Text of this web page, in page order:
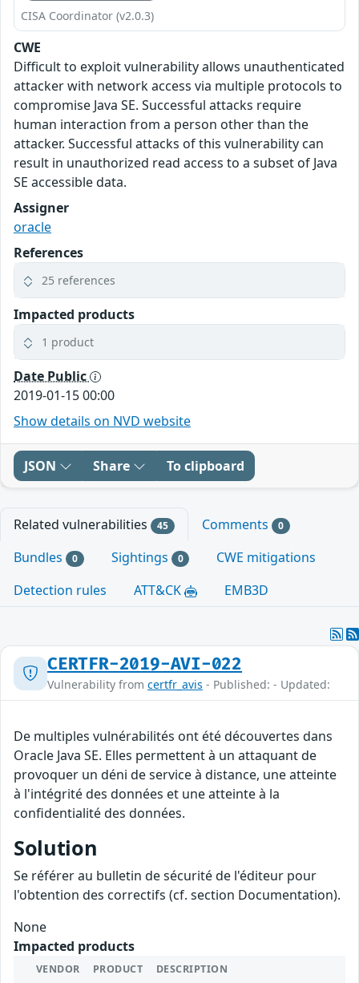
CISA Coordinator (v2.0.3)
CWE
Difficult to exploit vulnerability allows unauthenticated
attacker with network access via multiple protocols to
compromise Java SE. Successful attacks require
human interaction from a person other than the
attacker. Successful attacks of this vulnerability can
result in unauthorized read access to a subset of Java
SE accessible data.
Assigner
oracle
References
25 references
Impacted products
1 product
Date Public
2019-01-15 00:00
Show details on NVD website
JSON Share To clipboard
Related vulnerabilities 45 Comments 0
Bundles 0 Sightings 0
CWE mitigations
Detection rules
ATT&CK EMB3D
CERTFR-2019-AVI-022
Vulnerability from certfr_avis - Published: - Updated:
De multiples vulnérabilités ont été découvertes dans
Oracle Java SE. Elles permettent à un attaquant de
provoquer un déni de service à distance, une atteinte
à l'intégrité des données et une atteinte à la
confidentialité des données.
Solution
Se référer au bulletin de sécurité de l'éditeur pour
l'obtention des correctifs (cf. section Documentation).
None
Impacted products
VENDOR PRODUCT DESCRIPTION